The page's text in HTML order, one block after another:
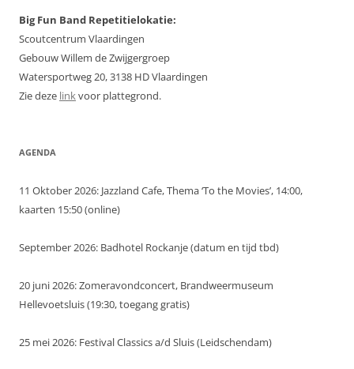
Big Fun Band Repetitielokatie:
Scoutcentrum Vlaardingen
Gebouw Willem de Zwijgergroep
Watersportweg 20, 3138 HD Vlaardingen
Zie deze linkvoor plattegrond.
AGENDA
11 Oktober 2026: Jazzland Cafe, Thema ‘To the Movies’, 14:00,
kaarten 15:50 (online)
September 2026: Badhotel Rockanje (datum en tijd tbd)
20 juni 2026: Zomeravondconcert, Brandweermuseum
Hellevoetsluis (19:30, toegang gratis)
25 mei 2026: Festival Classics a/d Sluis (Leidschendam)